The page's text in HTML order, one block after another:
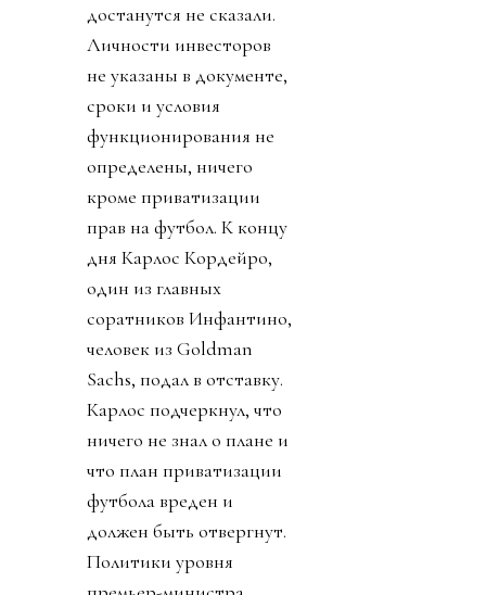
достанутся не сказали.
Личности инвесторов
не указаны в документе,
сроки и условия
функционирования не
определены, ничего
кроме приватизации
прав на футбол. К концу
дня Карлос Кордейро,
один из главных
соратников Инфантино,
человек из Goldman
Sachs, подал в отставку.
Карлос подчеркнул, что
ничего не знал о плане и
что план приватизации
футбола вреден и
должен быть отвергнут.
Политики уровня